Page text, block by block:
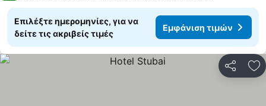
Επιλέξτε ημερομηνίες, για να
δείτε τις ακριβείς τιμές
Εμφάνιση τιμών